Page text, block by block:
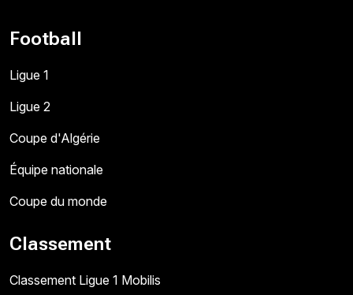
Football
Ligue 1
Ligue 2
Coupe d'Algérie
Équipe nationale
Coupe du monde
Classement
Classement Ligue 1 Mobilis